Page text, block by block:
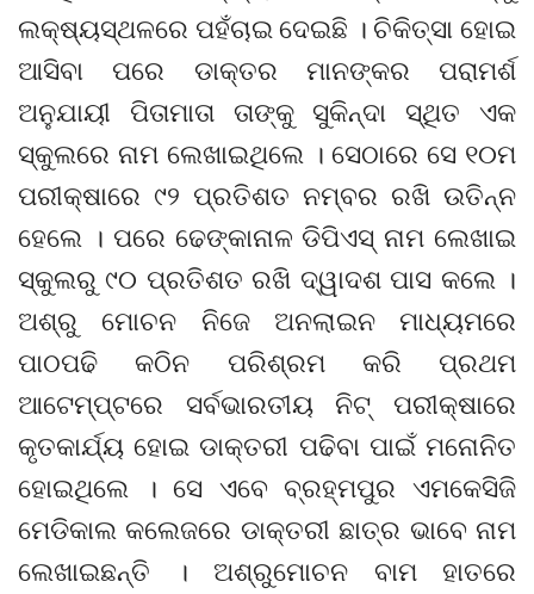
ଲକ୍ଷ୍ୟସ୍ଥଳରେ ପହଁଚାଇ ଦେଇଛି । ଚିକିତ୍ସା ହୋଇ
ଆସିବା ପରେ ଡାକ୍ତର ମାନଙ୍କର ପରାମର୍ଶ
ଅନୁଯାୟୀ ପିତାମାତା ତାଙ୍କୁ ସୁକିନ୍ଦା ସ୍ଥିତ ଏକ
ସ୍କୁଲରେ ନାମ ଲେଖାଇଥିଲେ । ସେଠାରେ ସେ ୧୦ମ
ପରୀକ୍ଷାରେ ୯୨ ପ୍ରତିଶତ ନମ୍ବର ରଖି ଉତିନ୍ନ
ହେଲେ । ପରେ ଢେଙ୍କାନାଳ ଡିପିଏସ୍ ନାମ ଲେଖାଇ
ସ୍କୁଲରୁ ୯୦ ପ୍ରତିଶତ ରଖି ଦ୍ୱାଦଶ ପାସ କଲେ ।
ଅଶ୍ରୁ ମୋଚନ ନିଜେ ଅନଲାଇନ ମାଧ୍ୟମରେ
ପାଠପଢି କଠିନ ପରିଶ୍ରମ କରି ପ୍ରଥମ
ଆଟେମ୍ପ୍ଟରେ ସର୍ବଭାରତୀୟ ନିଟ୍ ପରୀକ୍ଷାରେ
କୃତକାର୍ଯ୍ୟ ହୋଇ ଡାକ୍ତରୀ ପଢିବା ପାଇଁ ମନୋନିତ
ହୋଇଥିଲେ । ସେ ଏବେ ବ୍ରହ୍ମପୁର ଏମକେସିଜି
ମେଡିକାଲ କଲେଜରେ ଡାକ୍ତରୀ ଛାତ୍ର ଭାବେ ନାମ
ଲେଖାଇଛନ୍ତି । ଅଶ୍ରୁମୋଚନ ବାମ ହାତରେ